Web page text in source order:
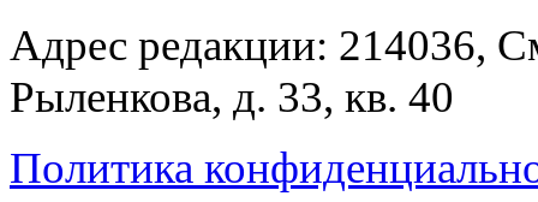
Адрес редакции: 214036,
Рыленкова, д. 33, кв. 40
Политика